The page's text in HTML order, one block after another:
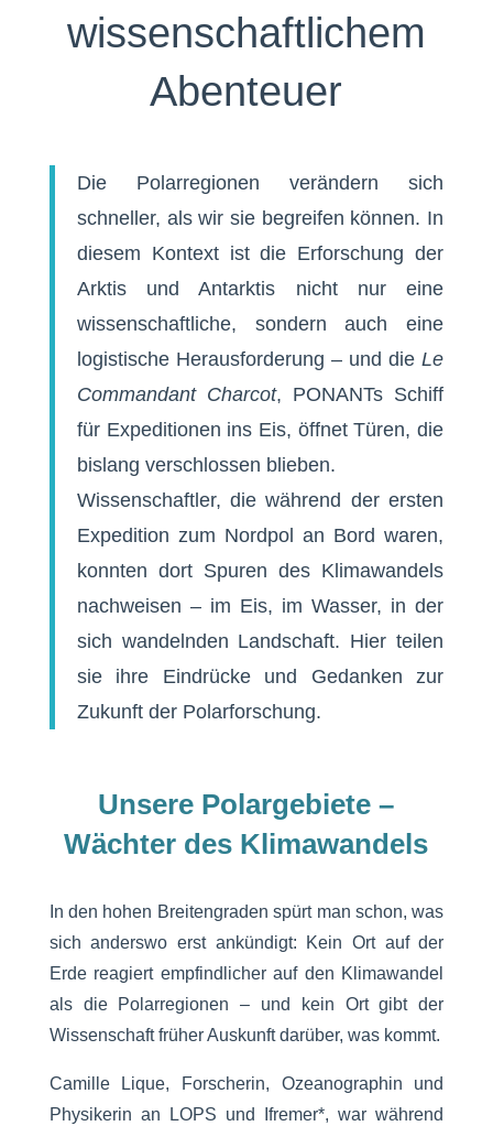
wissenschaftlichem
Abenteuer
Die Polarregionen verändern sich
schneller, als wir sie begreifen können. In
diesem Kontext ist die Erforschung der
Arktis und Antarktis nicht nur eine
wissenschaftliche, sondern auch eine
logistische Herausforderung – und dieLe
Commandant Charcot, PONANTs Schiff
für Expeditionen ins Eis, öffnet Türen, die
bislang verschlossen blieben.
Wissenschaftler, die während der ersten
Expedition zum Nordpol an Bord waren,
konnten dort Spuren des Klimawandels
nachweisen – im Eis, im Wasser, in der
sich wandelnden Landschaft. Hier teilen
sie ihre Eindrücke und Gedanken zur
Zukunft der Polarforschung.
Unsere Polargebiete –
Wächter des Klimawandels
In den hohen Breitengraden spürt man schon, was
sich anderswo erst ankündigt: Kein Ort auf der
Erde reagiert empfindlicher auf den Klimawandel
als die Polarregionen – und kein Ort gibt der
Wissenschaft früher Auskunft darüber, was kommt.
Camille Lique, Forscherin, Ozeanographin und
Physikerin an LOPS und Ifremer*, war während